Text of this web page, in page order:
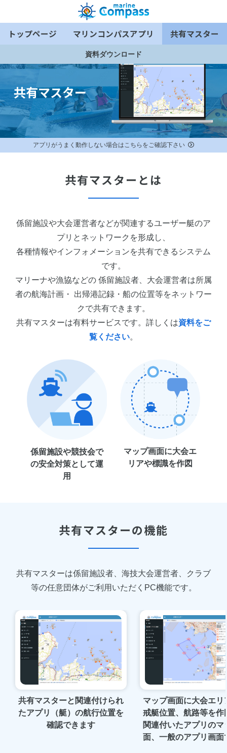
トップページ マリンコンパスアプリ 共有マスター
資料ダウンロード
共有マスター
アプリがうまく動作しない場合はこちらをご確認下さい
共有マスターとは
係留施設や大会運営者などが関連するユーザー艇のア
プリとネットワークを形成し、
各種情報やインフォメーションを共有できるシステム
です。
マリーナや漁協などの 係留施設者、大会運営者は所属
者の航海計画・ 出帰港記録・船の位置等をネットワー
クで共有できます。
共有マスターは有料サービスです。詳しくは資料をご
覧ください。
係留施設や競技会で
の安全対策として運
用
マップ画面に大会エ
リアや標識を作図
共有マスターの機能
共有マスターは係留施設者、海技大会運営者、クラブ
等の任意団体がご利用いただくPC機能です。
共有マスターと関連付けられ
たアプリ（艇）の航行位置を
確認できます
マップ画面に大会エリ
戒艇位置、航路等を作
関連付いたアプリのマ
面、一般のアプリ画面